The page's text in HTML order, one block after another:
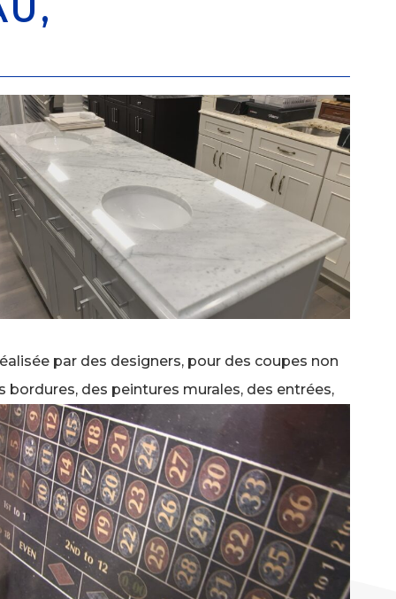
par des designers, pour des coupes non
bordures, des peintures murales, des entrées,